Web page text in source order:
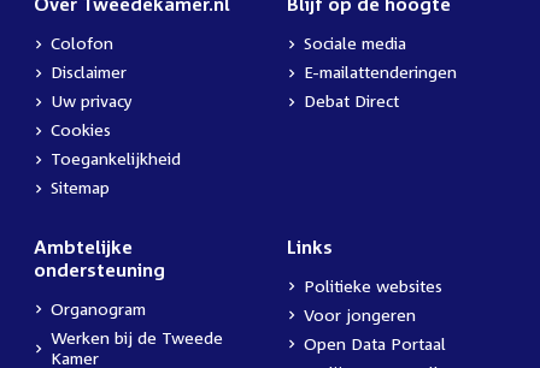
Colofon
Disclaimer
Uw privacy
Cookies
Toegankelijkheid
Sitemap
Sociale media
E-mailattenderingen
Debat Direct
Ambtelijke
ondersteuning
Organogram
Werken bij de Tweede
Kamer
Links
Politieke websites
Voor jongeren
Open Data Portaal